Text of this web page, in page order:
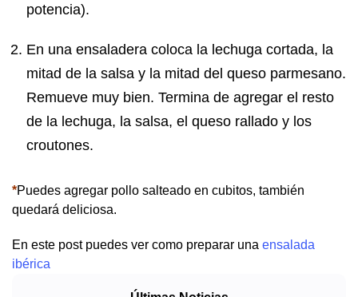
potencia).
En una ensaladera coloca la lechuga cortada, la
mitad de la salsa y la mitad del queso parmesano.
Remueve muy bien. Termina de agregar el resto
de la lechuga, la salsa, el queso rallado y los
croutones.
*Puedes agregar pollo salteado en cubitos, también
quedará deliciosa.
En este post puedes ver como preparar una ensalada
ibérica